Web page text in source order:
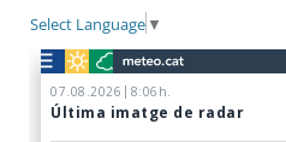
Select Language ▼